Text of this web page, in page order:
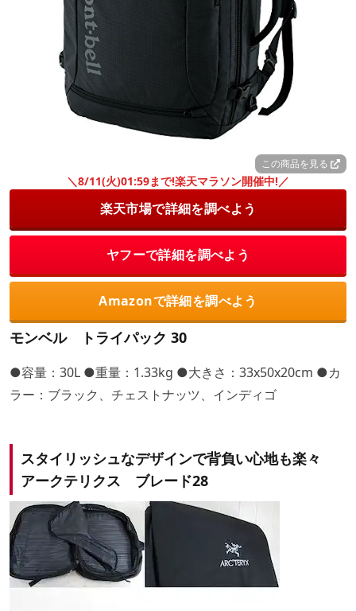
この商品を見る
＼8/11(火)01:59まで!楽天マラソン開催中!／
楽天市場で詳細を調べよう
ヤフーで詳細を調べよう
Amazonで詳細を調べよう
モンベル トライパック 30
●容量：30L ●重量：1.33kg ●大きさ：33x50x20cm ●カ
ラー：ブラック、チェストナッツ、インディゴ
スタイリッシュなデザインで背負い心地も楽々
アークテリクス ブレード28